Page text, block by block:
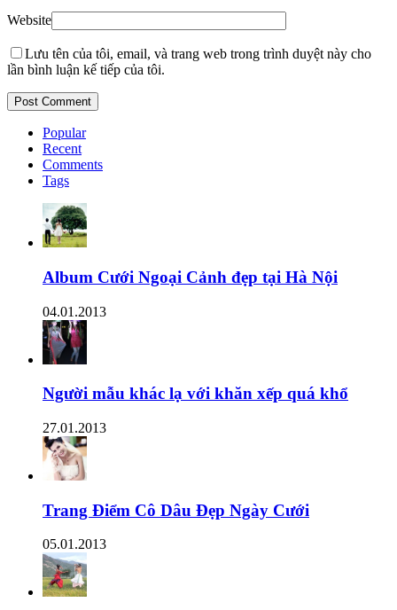
Website
Lưu tên của tôi, email, và trang web trong trình duyệt này cho
lần bình luận kế tiếp của tôi.
Popular
Recent
Comments
Tags
Album Cưới Ngoại Cảnh đẹp tại Hà Nội
04.01.2013
Người mẫu khác lạ với khăn xếp quá khổ
27.01.2013
Trang Điểm Cô Dâu Đẹp Ngày Cưới
05.01.2013